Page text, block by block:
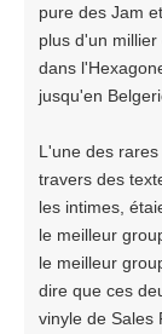
pure des Jam
plus d'un
dans
jusqu'en
L'une des
travers des
les intimes,
le meilleur
le meilleur
dire que ces
vinyle de Sales